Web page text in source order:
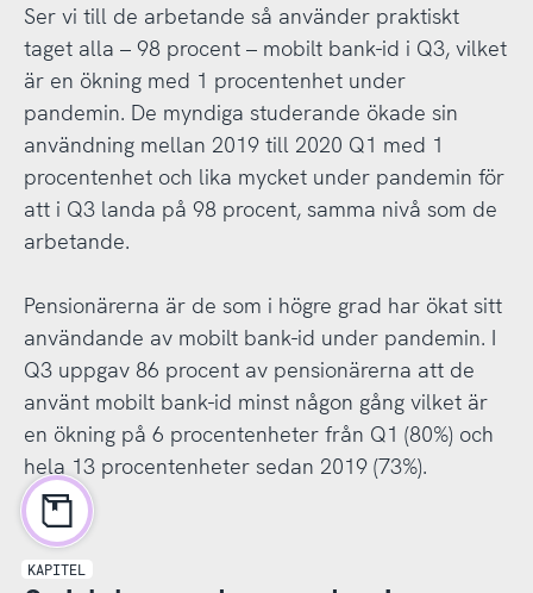
Ser vi till de arbetande så använder praktiskt
taget alla – 98 procent – mobilt bank-id i Q3, vilket
är en ökning med 1 procentenhet under
pandemin. De myndiga studerande ökade sin
användning mellan 2019 till 2020 Q1 med 1
procentenhet och lika mycket under pandemin för
att i Q3 landa på 98 procent, samma nivå som de
arbetande.
Pensionärerna är de som i högre grad har ökat sitt
användande av mobilt bank-id under pandemin. I
Q3 uppgav 86 procent av pensionärerna att de
använt mobilt bank-id minst någon gång vilket är
en ökning på 6 procentenheter från Q1 (80%) och
hela 13 procentenheter sedan 2019 (73%).
KAPITEL